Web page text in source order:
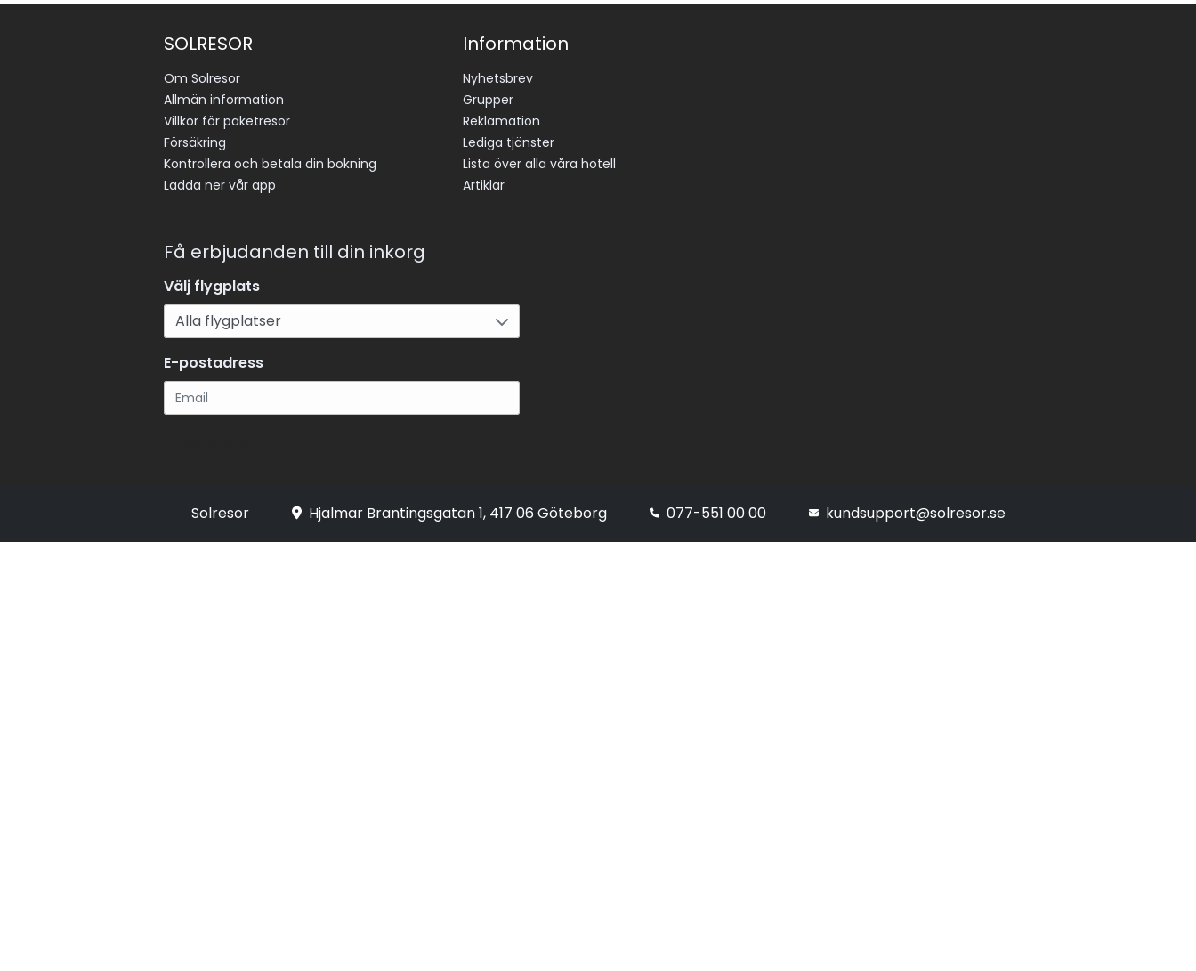
SOLRESOR
Om Solresor
Allmän information
Villkor för paketresor
Försäkring
Kontrollera och betala din bokning
Ladda ner vår app
Information
Nyhetsbrev
Grupper
Reklamation
Lediga tjänster
Lista över alla våra hotell
Artiklar
Få erbjudanden till din inkorg
Välj flygplats
E-postadress
Solresor Hjalmar Brantingsgatan 1, 417 06 Göteborg 077-551 00 00 kundsupport@solresor.se